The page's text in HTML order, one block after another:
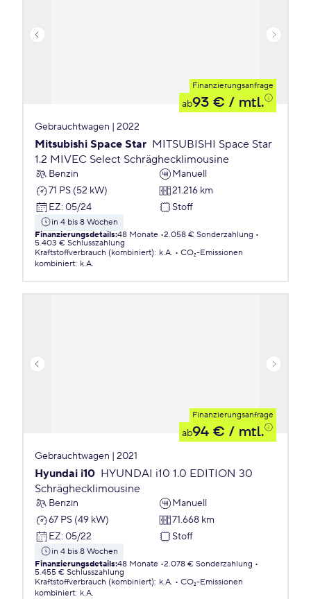
Finanzierungsanfrage
ab93 € / mtl.
Gebrauchtwagen | 2022
Mitsubishi Space Star MITSUBISHI Space Star
1.2 MIVEC Select Schräghecklimousine
Benzin
Manuell
71 PS (52 kW)
21.216 km
EZ: 05/24 Stoff
in 4 bis 8 Wochen
Finanzierungsdetails:48 Monate 2.058 € Sonderzahlung
5.403 € Schlusszahlung
Kraftstoffverbrauch (kombiniert): k.A.
CO₂-Emissionen
kombiniert: k.A.
Finanzierungsanfrage
ab94 € / mtl.
Gebrauchtwagen | 2021
Hyundai i10 HYUNDAI i10 1.0 EDITION 30
Schräghecklimousine
Benzin
Manuell
67 PS (49 kW)
71.668 km
EZ: 05/22 Stoff
in 4 bis 8 Wochen
Finanzierungsdetails:48 Monate 2.078 € Sonderzahlung
5.455 € Schlusszahlung
Kraftstoffverbrauch (kombiniert): k.A.
CO₂-Emissionen
kombiniert: k.A.